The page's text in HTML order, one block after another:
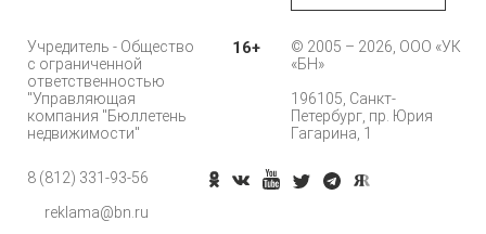
Учредитель - Общество
с ограниченной
ответственностью
"Управляющая
компания "Бюллетень
недвижимости"
16+
© 2005 – 2026, ООО «УК
«БН»
196105, Санкт-
Петербург, пр. Юрия
Гагарина, 1
8 (812) 331-93-56
reklama@bn.ru